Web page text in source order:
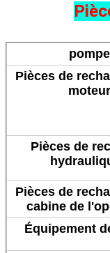
pompe
Pièces de
moteur
Pièces de
Pièces de
cabine de
Équipement